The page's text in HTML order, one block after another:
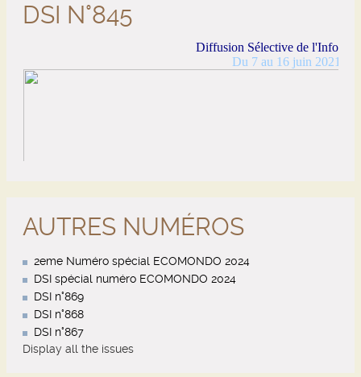
DSI N°845
AUTRES NUMÉROS
2eme Numéro spécial ECOMONDO 2024
DSI spécial numéro ECOMONDO 2024
DSI n°869
DSI n°868
DSI n°867
Display all the issues